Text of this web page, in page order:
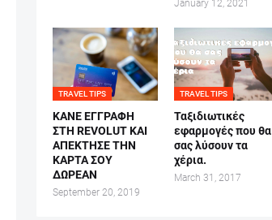
January 12, 2021
TRAVEL TIPS
ΚΑΝΕ ΕΓΓΡΑΦΗ
ΣΤΗ REVOLUT ΚΑΙ
ΑΠΕΚΤΗΣΕ ΤΗΝ
ΚΑΡΤΑ ΣΟΥ
ΔΩΡΕΑΝ
September 20, 2019
TRAVEL TIPS
Ταξιδιωτικές
εφαρμογές που θα
σας λύσουν τα
χέρια.
March 31, 2017